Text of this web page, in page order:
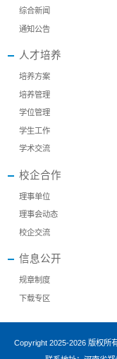
综合新闻
通知公告
人才培养
培养方案
培养管理
学位管理
学生工作
学术交流
校企合作
理事单位
理事会动态
校企交流
信息公开
规章制度
下载专区
Copyright 2025-2026 版权所